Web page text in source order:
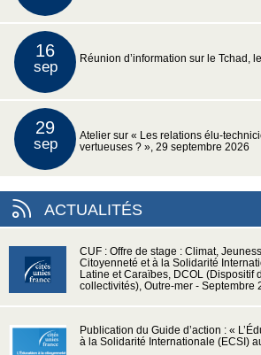
16
sep Réunion d’information sur le Tchad,
29
sep
Atelier sur « Les relations élu-
vertueuses ? », 29 septembre 2026
ACTUALITÉS
CUF : Offre de stage : Climat,
Citoyenneté et à la Solidarité
Latine et Caraïbes, DCOL (Dispositif
collectivités), Outre-mer - Septembre
Publication du Guide d’action : «
à la Solidarité Internationale (ECSI)